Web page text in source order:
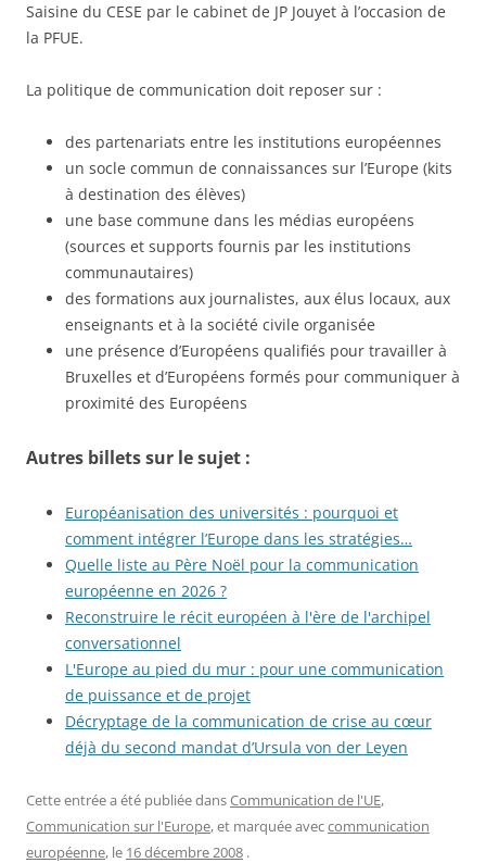
Saisine du CESE par le cabinet de JP Jouyet à l’occasion de
la PFUE.
La politique de communication doit reposer sur :
des partenariats entre les institutions européennes
un socle commun de connaissances sur l’Europe (kits
à destination des élèves)
une base commune dans les médias européens
(sources et supports fournis par les institutions
communautaires)
des formations aux journalistes, aux élus locaux, aux
enseignants et à la société civile organisée
une présence d’Européens qualifiés pour travailler à
Bruxelles et d’Européens formés pour communiquer à
proximité des Européens
Autres billets sur le sujet :
Européanisation des universités : pourquoi et
comment intégrer l’Europe dans les stratégies…
Quelle liste au Père Noël pour la communication
européenne en 2026 ?
Reconstruire le récit européen à l'ère de l'archipel
conversationnel
L'Europe au pied du mur : pour une communication
de puissance et de projet
Décryptage de la communication de crise au cœur
déjà du second mandat d’Ursula von der Leyen
Cette entrée a été publiée dansCommunication de l'UE,
Communication sur l'Europe, et marquée aveccommunication
européenne, le 16 décembre 2008 .